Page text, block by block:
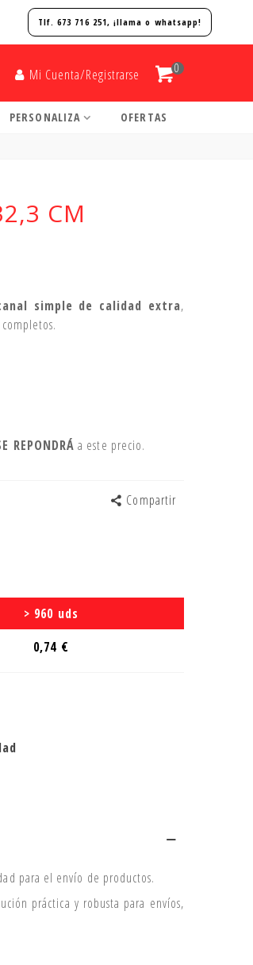
Tlf. 673 716 251, ¡llama o whatsapp!
Mi Cuenta/Registrarse 0
PERSONALIZA
OFERTAS
CM
simple de calidad extra,
REPONDRÁ a este precio.
Compartir
> 960 uds
0,74 €
para el envío de productos.
práctica y robusta para envíos,